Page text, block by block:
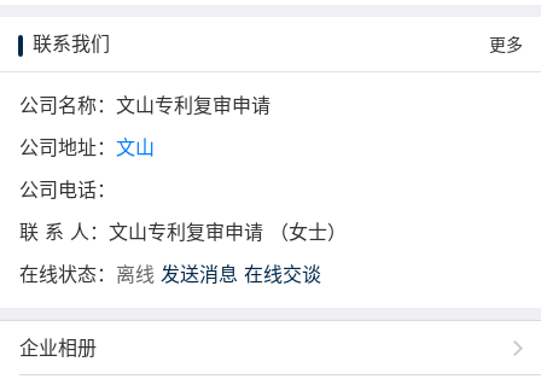
联系我们 更多
公司名称：文山专利复审申请
公司地址： 文山
公司电话：
联 系 人：文山专利复审申请 （女士）
在线状态： 离线 发送消息 在线交谈
企业相册